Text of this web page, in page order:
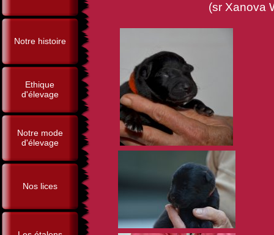
Notre histoire
Ethique
d'élevage
Notre mode
d'élevage
Nos lices
(sr Xanova Wolf Walker